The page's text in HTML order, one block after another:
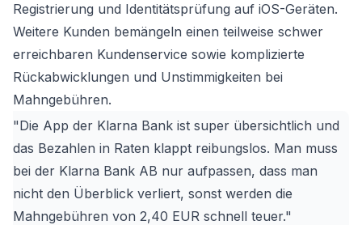
Registrierung und Identitätsprüfung auf iOS-Geräten.
Weitere Kunden bemängeln einen teilweise schwer
erreichbaren Kundenservice sowie komplizierte
Rückabwicklungen und Unstimmigkeiten bei
Mahngebühren.
"Die App der Klarna Bank ist super übersichtlich und
das Bezahlen in Raten klappt reibungslos. Man muss
bei der Klarna Bank AB nur aufpassen, dass man
nicht den Überblick verliert, sonst werden die
Mahngebühren von 2,40 EUR schnell teuer."